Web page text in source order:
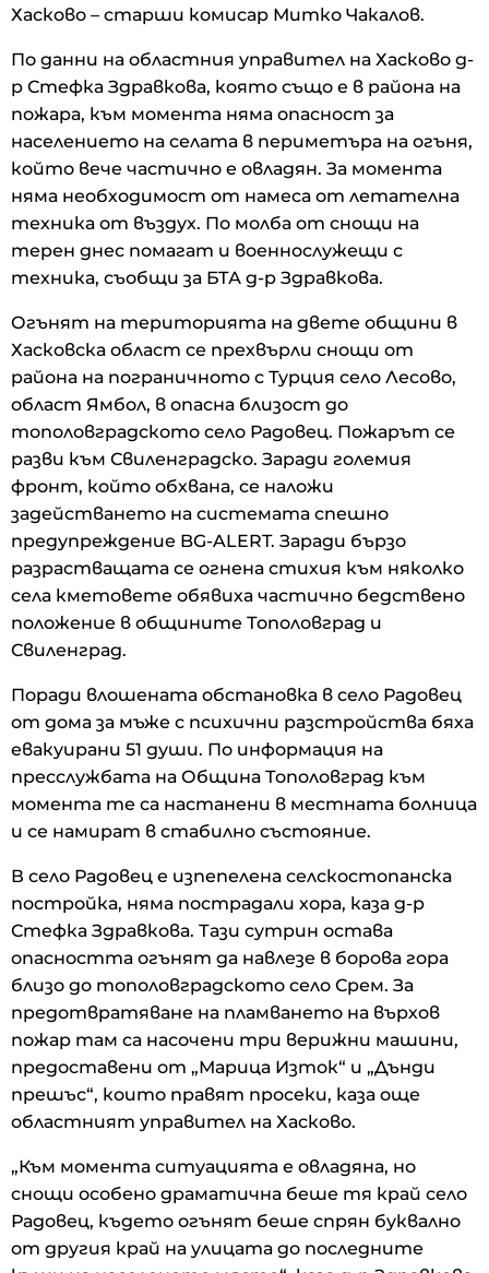
Хасково – старши комисар Митко Чакалов.
По данни на областния управител на Хасково д-
р Стефка Здравкова, която също е в района на
пожара, към момента няма опасност за
населението на селата в периметъра на огъня,
който вече частично е овладян. За момента
няма необходимост от намеса от летателна
техника от въздух. По молба от снощи на
терен днес помагат и военнослужещи с
техника, съобщи за БТА д-р Здравкова.
Огънят на територията на двете общини в
Хасковска област се прехвърли снощи от
района на пограничното с Турция село Лесово,
област Ямбол, в опасна близост до
тополовградското село Радовец. Пожарът се
разви към Свиленградско. Заради големия
фронт, който обхвана, се наложи
задействането на системата спешно
предупреждение BG-ALERT. Заради бързо
разрастващата се огнена стихия към няколко
села кметовете обявиха частично бедствено
положение в общините Тополовград и
Свиленград.
Поради влошената обстановка в село Радовец
от дома за мъже с психични разстройства бяха
евакуирани 51 души. По информация на
пресслужбата на Община Тополовград към
момента те са настанени в местната болница
и се намират в стабилно състояние.
В село Радовец е изпепелена селскостопанска
постройка, няма пострадали хора, каза д-р
Стефка Здравкова. Тази сутрин остава
опасността огънят да навлезе в борова гора
близо до тополовградското село Срем. За
предотвратяване на пламването на върхов
пожар там са насочени три верижни машини,
предоставени от „Марица Изток“ и „Дънди
прешъс“, които правят просеки, каза още
областният управител на Хасково.
„Към момента ситуацията е овладяна, но
снощи особено драматична беше тя край село
Радовец, където огънят беше спрян буквално
от другия край на улицата до последните